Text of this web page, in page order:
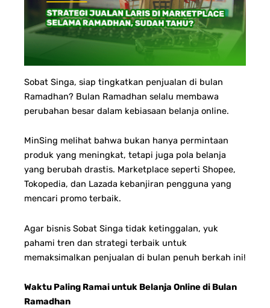
Sobat Singa, siap tingkatkan penjualan di bulan
Ramadhan? Bulan Ramadhan selalu membawa
perubahan besar dalam kebiasaan belanja online.
MinSing melihat bahwa bukan hanya permintaan
produk yang meningkat, tetapi juga pola belanja
yang berubah drastis. Marketplace seperti Shopee,
Tokopedia, dan Lazada kebanjiran pengguna yang
mencari promo terbaik.
Agar bisnis Sobat Singa tidak ketinggalan, yuk
pahami tren dan strategi terbaik untuk
memaksimalkan penjualan di bulan penuh berkah ini!
Waktu Paling Ramai untuk Belanja Online di Bulan
Ramadhan